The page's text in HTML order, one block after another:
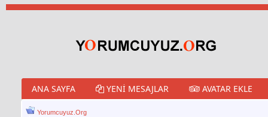
ANA SAYFA YENI MESAJLAR AVATAR EKLE
Yorumcuyuz.Org